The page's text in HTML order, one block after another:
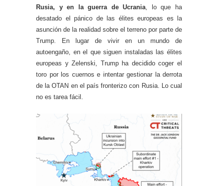
Rusia, y en la guerra de Ucrania , lo que ha
desatado el pánico de las élites europeas es la
asunción de la realidad sobre el terreno por parte de
Trump. En lugar de vivir en un mundo de
autoengaño, en el que siguen instaladas las élites
europeas y Zelenski, Trump ha decidido coger el
toro por los cuernos e intentar gestionar la derrota
de la OTAN en el país fronterizo con Rusia. Lo cual
no es tarea fácil.